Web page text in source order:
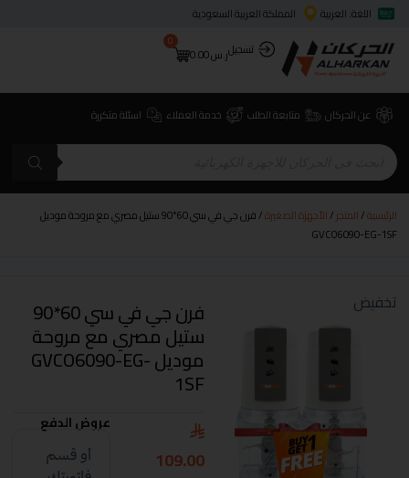
اللغة: العربية
المملكة العربية السعودية
تسجيلر.س0.00
0
عن الحركان متابعة الطلب خدمة العملاء اسئلة متكررة
الرئيسية/المتجر/الأجهزة الصغيرة
/ فرن جي في سي 60*90 ستيل مصري مع مروحة موديل
GVCO6090-EG-1SF
تخفيض فرن جي في سي 60*90
ستيل مصري مع مروحة
موديل GVCO6090-EG-
1SF
109.00
عروض الدفع